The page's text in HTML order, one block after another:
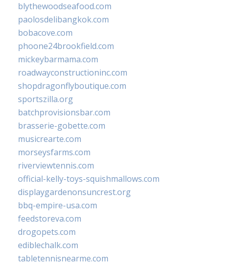
blythewoodseafood.com
paolosdelibangkok.com
bobacove.com
phoone24brookfield.com
mickeybarmama.com
roadwayconstructioninc.com
shopdragonflyboutique.com
sportszilla.org
batchprovisionsbar.com
brasserie-gobette.com
musicrearte.com
morseysfarms.com
riverviewtennis.com
official-kelly-toys-squishmallows.com
displaygardenonsuncrest.org
bbq-empire-usa.com
feedstoreva.com
drogopets.com
ediblechalk.com
tabletennisnearme.com